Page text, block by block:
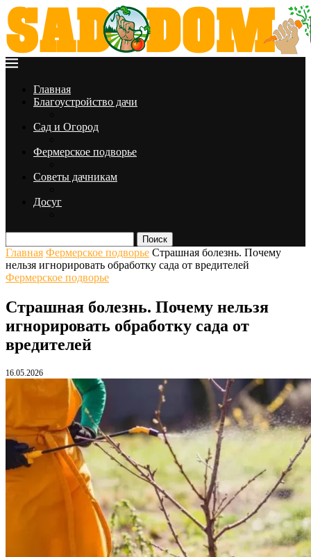
Главная
Благоустройство дачи
Сад и Огород
Фермерское подворье
Советы дачникам
Досуг
Поиск
Главная Фермерское подворье Страшная болезнь. Почему
нельзя игнорировать обработку сада от вредителей
Фермерское подворье
Страшная болезнь. Почему нельзя
игнорировать обработку сада от
вредителей
16.05.2026